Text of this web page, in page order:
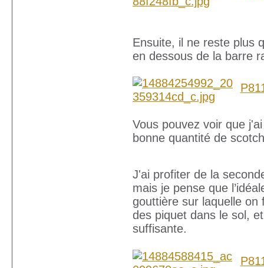
Ensuite, il ne reste plus
en dessous de la barre
Vous pouvez voir que
bonne quantité de
J'ai profiter de la
mais je pense que
gouttière sur laquelle
des piquet dans le sol,
suffisante.